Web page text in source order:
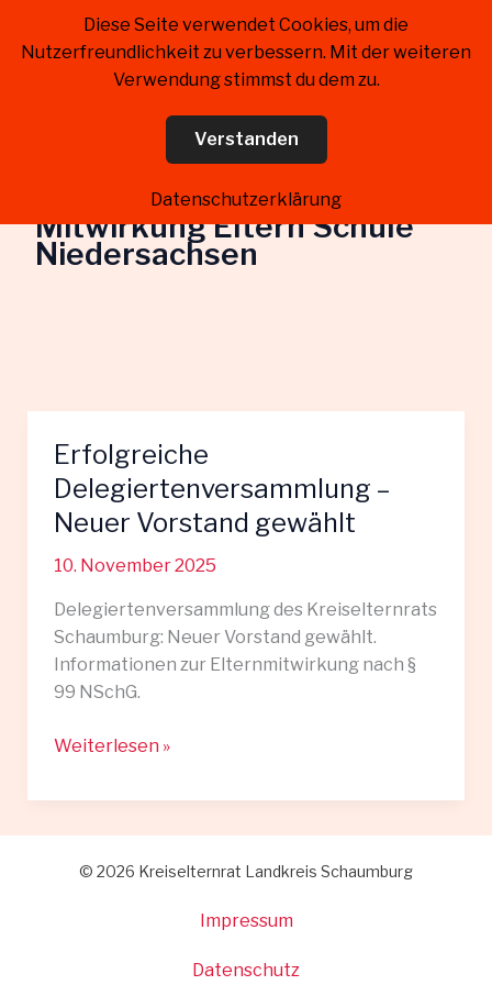
InhaltKreiselternrat Landkreis
Schaumburg
Mitwirkung Eltern Schule
Niedersachsen
Erfolgreiche
Delegiertenversammlung –
Neuer Vorstand gewählt
10. November 2025
Delegiertenversammlung des Kreiselternrats
Schaumburg: Neuer Vorstand gewählt.
Informationen zur Elternmitwirkung nach §
99 NSchG.
Erfolgreiche
–
gewählt
Weiterlesen »
© 2026 Kreiselternrat Landkreis Schaumburg
Impressum
Datenschutz
Diese Seite verwendet Cookies, um die
Nutzerfreundlichkeit zu verbessern. Mit der weiteren
Verwendung stimmst du dem zu.
Verstanden
Datenschutzerklärung